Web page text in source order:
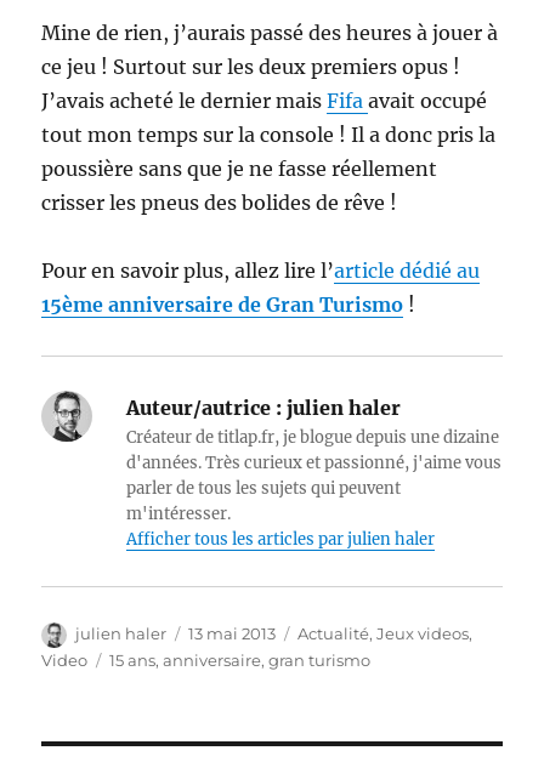
Mine de rien, j’aurais passé des heures à jouer à
ce jeu ! Surtout sur les deux premiers opus !
J’avais acheté le dernier maisFifaavait occupé
tout mon temps sur la console ! Il a donc pris la
poussière sans que je ne fasse réellement
crisser les pneus des bolides de rêve !
Pour en savoir plus, allez lire l’article dédié au
15ème anniversaire de Gran Turismo !
Auteur/autrice : julien haler
Créateur de titlap.fr, je blogue depuis une dizaine
d'années. Très curieux et passionné, j'aime vous
parler de tous les sujets qui peuvent
m'intéresser.
Afficher tous les articles par julien haler
Auteur
julien haler
Publié
le
13 mai 2013 Catégories
Actualité,Jeux videos,
Video
Étiquettes
15 ans,anniversaire,gran turismo